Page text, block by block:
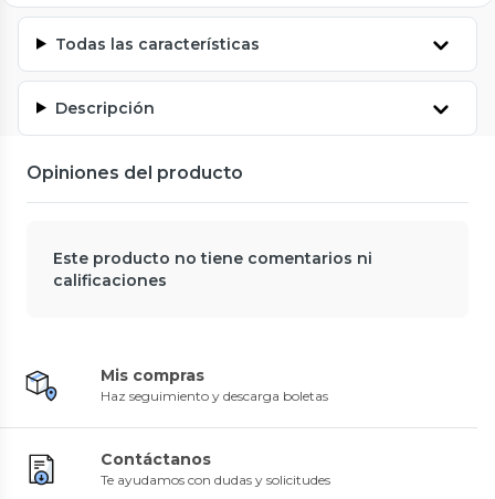
Todas las características
Descripción
Opiniones del producto
Este producto no tiene comentarios ni
calificaciones
Mis compras
Haz seguimiento y descarga boletas
Contáctanos
Te ayudamos con dudas y solicitudes